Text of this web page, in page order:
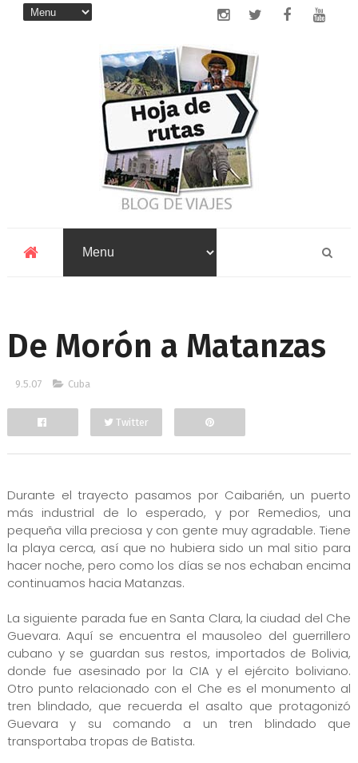
De Morón a Matanzas
9.5.07 Cuba
Twitter
Durante el trayecto pasamos por Caibarién, un puerto
más industrial de lo esperado, y por Remedios, una
pequeña villa preciosa y con gente muy agradable. Tiene
la playa cerca, así que no hubiera sido un mal sitio para
hacer noche, pero como los días se nos echaban encima
continuamos hacia Matanzas.
La siguiente parada fue en Santa Clara, la ciudad del Che
Guevara. Aquí se encuentra el mausoleo del guerrillero
cubano y se guardan sus restos, importados de Bolivia,
donde fue asesinado por la CIA y el ejército boliviano.
Otro punto relacionado con el Che es el monumento al
tren blindado, que recuerda el asalto que protagonizó
Guevara y su comando a un tren blindado que
transportaba tropas de Batista.